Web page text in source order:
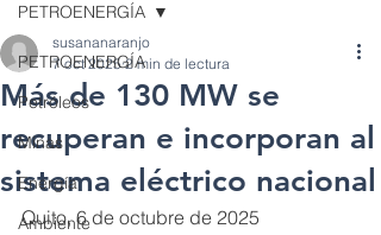
PETROENERGÍA
Petróleos
Minas
Energía
Ambiente
PETROENERGÍA
Más de 130 MW se
recuperan e incorporan al
sistema eléctrico nacional
susananaranjo
7 oct 2025 2 min de lectura
Quito, 6 de octubre de 2025